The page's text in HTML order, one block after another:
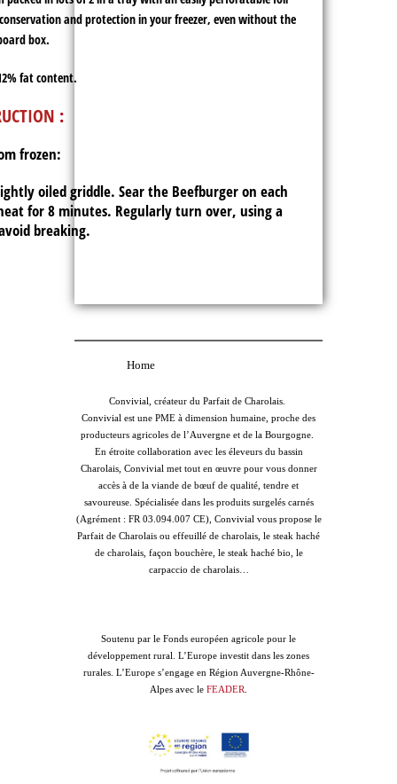
and protection in your freezer, even without the
box.
fat content.
:
frozen:
oiled griddle. Sear the Beefburger on each
for 8 minutes. Regularly turn over, using a
breaking.
Home
Convivial, créateur du Parfait de Charolais.
Convivial est une PME à dimension humaine, proche des
producteurs agricoles de l’Auvergne et de la Bourgogne.
En étroite collaboration avec les éleveurs du bassin
Charolais, Convivial met tout en œuvre pour vous donner
accès à de la viande de bœuf de qualité, tendre et
savoureuse. Spécialisée dans les produits surgelés carnés
(Agrément : FR 03.094.007 CE), Convivial vous propose le
Parfait de Charolais ou effeuillé de charolais, le steak haché
de charolais, façon bouchère, le steak haché bio, le
carpaccio de charolais…
Soutenu par le Fonds européen agricole pour le
développement rural. L’Europe investit dans les zones
rurales. L’Europe s’engage en Région Auvergne-Rhône-
Alpes avec le FEADER